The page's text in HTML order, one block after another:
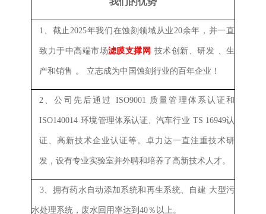
1、 截止2025年我们在蚀刻领域从业20余年，并一直
致力于中高端市场滤膜支撑网 技术创新、研发 、生
产和销售 。 立志成为中国蚀刻行业的百年企业！
2、公司先后通过 ISO9001 质量管理体系认证和
ISO140014 环境管理体系认证、汽车行业 TS 16949认
证、高新技术企业认证等。卓力达一直注重技术研
发，设有专业实验室并外聘和培养了高新技术人才。
3、 拥有药水自动添加系统和再生系统、自建 大型污
水处理系统，废水回用率达到40％以上。